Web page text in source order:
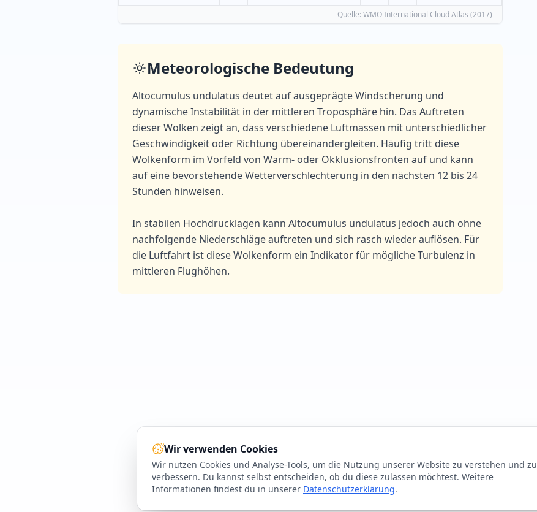
Quelle: WMO International Cloud Atlas (2017)
Meteorologische Bedeutung
Altocumulus undulatus deutet auf ausgeprägte Windscherung und
dynamische Instabilität in der mittleren Troposphäre hin. Das Auftreten
dieser Wolken zeigt an, dass verschiedene Luftmassen mit unterschiedlicher
Geschwindigkeit oder Richtung übereinandergleiten. Häufig tritt diese
Wolkenform im Vorfeld von Warm- oder Okklusionsfronten auf und kann
auf eine bevorstehende Wetterverschlechterung in den nächsten 12 bis 24
Stunden hinweisen.
In stabilen Hochdrucklagen kann Altocumulus undulatus jedoch auch ohne
nachfolgende Niederschläge auftreten und sich rasch wieder auflösen. Für
die Luftfahrt ist diese Wolkenform ein Indikator für mögliche Turbulenz in
mittleren Flughöhen.
Wir verwenden Cookies
Wir nutzen Cookies und Analyse-Tools, um die Nutzung unserer Website zu verstehen und zu
verbessern. Du kannst selbst entscheiden, ob du diese zulassen möchtest. Weitere
Informationen findest du in unserer Datenschutzerklärung.